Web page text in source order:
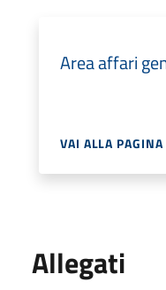
Area affari
VAI ALLA PAGINA
Allegati